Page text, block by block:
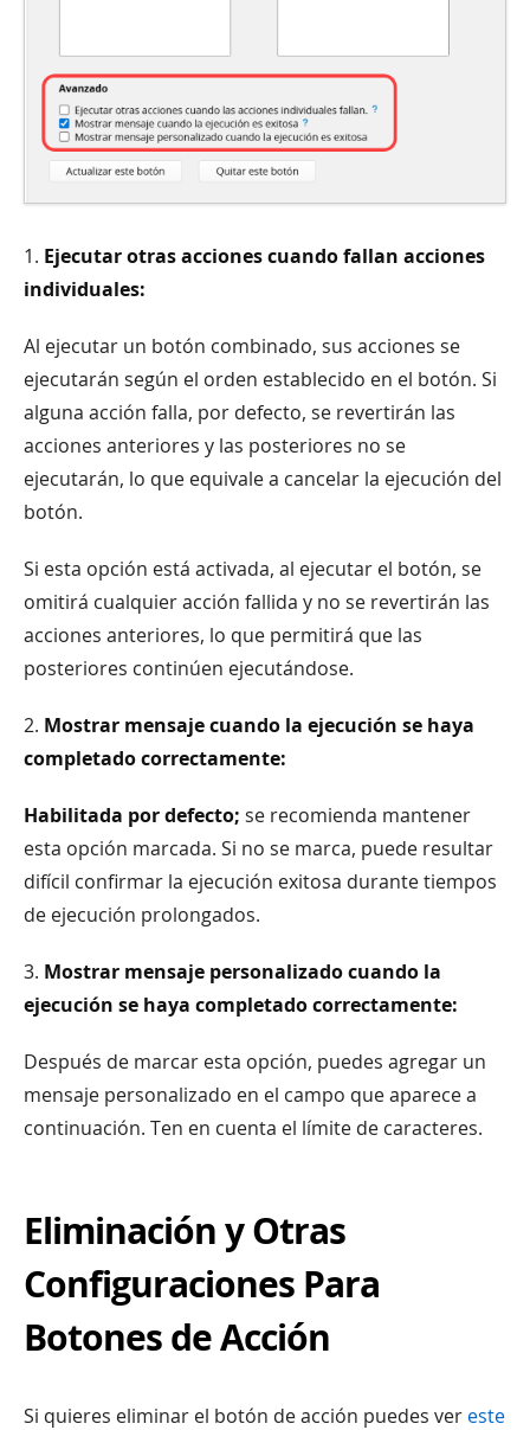
1. Ejecutar otras acciones cuando fallan acciones
individuales:
Al ejecutar un botón combinado, sus acciones se
ejecutarán según el orden establecido en el botón. Si
alguna acción falla, por defecto, se revertirán las
acciones anteriores y las posteriores no se
ejecutarán, lo que equivale a cancelar la ejecución del
botón.
Si esta opción está activada, al ejecutar el botón, se
omitirá cualquier acción fallida y no se revertirán las
acciones anteriores, lo que permitirá que las
posteriores continúen ejecutándose.
2. Mostrar mensaje cuando la ejecución se haya
completado correctamente:
Habilitada por defecto; se recomienda mantener
esta opción marcada. Si no se marca, puede resultar
difícil confirmar la ejecución exitosa durante tiempos
de ejecución prolongados.
3. Mostrar mensaje personalizado cuando la
ejecución se haya completado correctamente:
Después de marcar esta opción, puedes agregar un
mensaje personalizado en el campo que aparece a
continuación. Ten en cuenta el límite de caracteres.
Eliminación y Otras
Configuraciones Para
Botones de Acción
Si quieres eliminar el botón de acción puedes ver este